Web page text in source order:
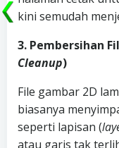
kini semudah
3. Pembersihan
Cleanup)
File gambar 2D
biasanya
seperti lapisan (
atau garis tak